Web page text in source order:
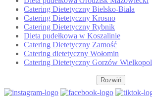
Catering Dietetyczny Bielsko-Biała
Catering Dietetyczny Krosno
Catering Dietetyczny Rybnik
Dieta pudełkowa w Koszalinie
Catering Dietetyczny Zamość
Catering dietetyczny Wołomin
Catering Dietetyczny Gorzów
Rozwiń